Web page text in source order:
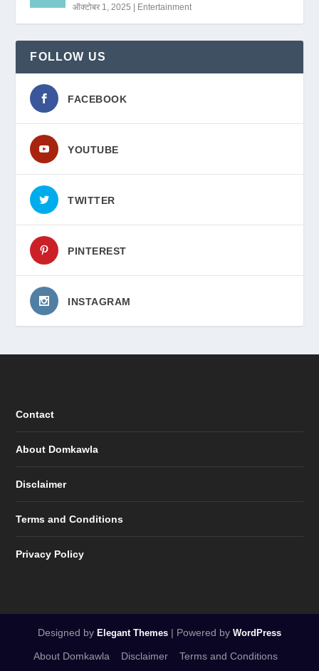
ऑक्टोबर 1, 2025 Entertainment
FOLLOW US
FACEBOOK
YOUTUBE
TWITTER
PINTEREST
INSTAGRAM
Contact
About Domkawla
Disclaimer
Terms and Conditions
Privacy Policy
Designed by Elegant Themes | Powered by WordPress
About Domkawla Disclaimer Terms and Conditions